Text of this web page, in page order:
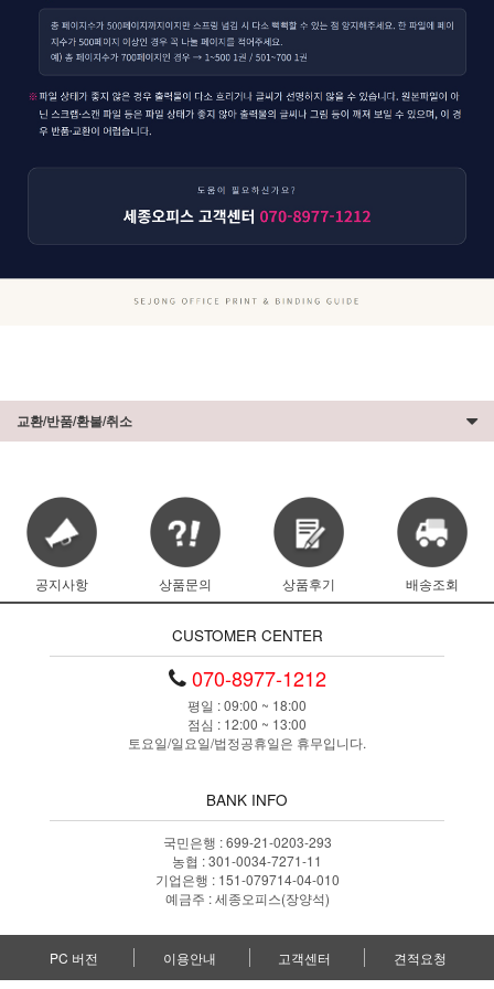
교환/반품/환불/취소
공지사항 상품문의 상품후기 배송조회
CUSTOMER CENTER
070-8977-1212
평일 : 09:00 ~ 18:00
점심 : 12:00 ~ 13:00
토요일/일요일/법정공휴일은 휴무입니다.
BANK INFO
국민은행 : 699-21-0203-293
농협 : 301-0034-7271-11
기업은행 : 151-079714-04-010
예금주 : 세종오피스(장양석)
PC 버전 이용안내 고객센터 견적요청